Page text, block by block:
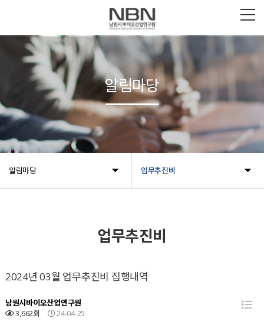
알림마당 업무추진비
알림마당
업무추진비
2024년 03월 업무추진비 집행내역
남원시바이오산업연구원
3,662회
24-04-25